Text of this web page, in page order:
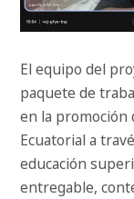
El equipo del
paquete de
en la promoción
Ecuatorial a
educación
entregable,